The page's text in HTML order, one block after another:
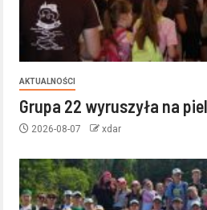
AKTUALNOŚCI
Grupa 22 wyruszyła na
2026-08-07 xdar